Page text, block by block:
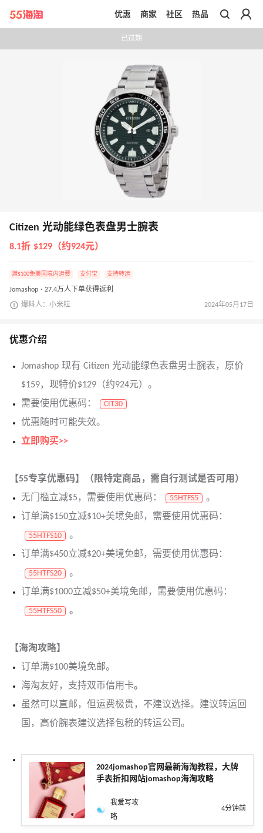
带你去官网买正品
优惠 商家 社区 热品
已过期
Citizen 光动能绿色表盘男士腕表
8.1折 $129（约924元）
满$100免美国境内运费 支付宝 支持转运
Jomashop · 27.4万人下单获得返利
爆料人：小米粒 2024年05月17日
优惠介绍
Jomashop 现有 Citizen 光动能绿色表盘男士腕表，原价
$159，现特价$129（约924元）。
需要使用优惠码：
CIT30
优惠随时可能失效。
立即购买>>
【55专享优惠码】（限特定商品，需自行测试是否可用）
无门槛立减$5，需要使用优惠码：
55HTFS5
。
订单满$150立减$10+美境免邮，需要使用优惠码：
55HTFS10
。
订单满$450立减$20+美境免邮，需要使用优惠码：
55HTFS20
。
订单满$1000立减$50+美境免邮，需要使用优惠码：
55HTFS50 。
【海淘攻略】
订单满$100美境免邮。
海淘友好，支持双币信用卡。
虽然可以直邮，但运费极贵，不建议选择。建议转运回
国，高价腕表建议选择包税的转运公司。
2024jomashop官网最新海淘教程，大牌
手表折扣网站jomashop海淘攻略
我爱写攻
略
4分钟前